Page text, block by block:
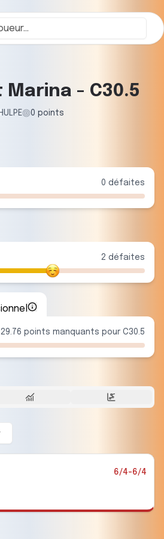
Marina - C30.5
0 points
0 défaites
2 défaites
29.76 points manquants pour C30.5
6/4-6/4